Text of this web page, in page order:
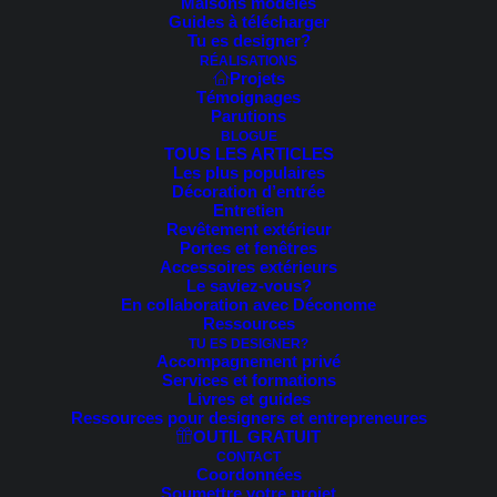
Guides à télécharger
Tu es designer?
RÉALISATIONS
Projets
Témoignages
Parutions
BLOGUE
TOUS LES ARTICLES
Les plus populaires
Décoration d’entrée
Entretien
Revêtement extérieur
Portes et fenêtres
Accessoires extérieurs
Le saviez-vous?
En collaboration avec Déconome
Ressources
TU ES DESIGNER?
Accompagnement privé
Services et formations
Livres et guides
Ressources pour designers et entrepreneures
OUTIL GRATUIT
CONTACT
Coordonnées
Soumettre votre projet